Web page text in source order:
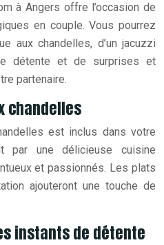
à Angers offre l’occasion de
en couple. Vous pourrez
aux chandelles, d’un jacuzzi
détente et de surprises et
partenaire.
chandelles
est inclus dans votre
par une délicieuse cuisine
et passionnés. Les plats
ajouteront une touche de
instants de détente